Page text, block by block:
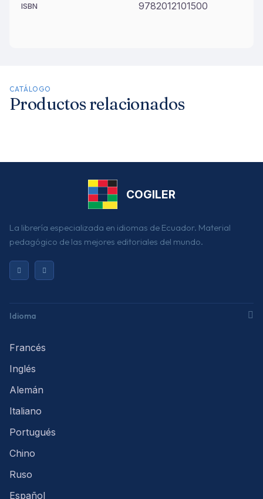
ISBN 9782012101500
CATÁLOGO
Productos relacionados
COGILER
La librería especializada en idiomas de Ecuador. Material
pedagógico de las mejores editoriales del mundo.
Idioma
Francés
Inglés
Alemán
Italiano
Portugués
Chino
Ruso
Español